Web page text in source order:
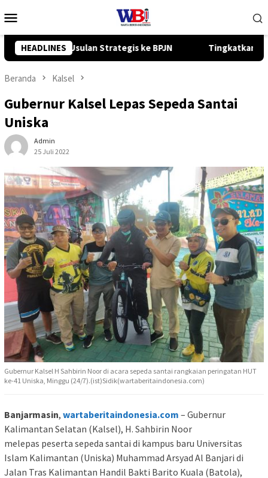
ke
Mobile
HEADLINES
Tingkatkan Kompetensi Karyawan, PT ADD Berkah Group
Beranda Kalsel
Gubernur Kalsel Lepas Sepeda Santai
Uniska
Admin
25 Juli 2022
Gubernur Kalsel H Sahbirin Noor di acara sepeda santai rangkaian peringatan HUT
ke-41 Uniska, Minggu (24/7).(ist)Sidik(wartaberitaindonesia.com)
Banjarmasin, wartaberitaindonesia.com – Gubernur
Kalimantan Selatan (Kalsel), H. Sahbirin Noor
melepas peserta sepeda santai di kampus baru Universitas
Islam Kalimantan (Uniska) Muhammad Arsyad Al Banjari di
Jalan Tras Kalimantan Handil Bakti Barito Kuala (Batola),